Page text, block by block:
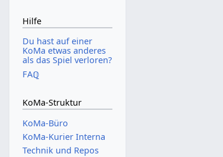
Hilfe
Du hast auf einer
KoMa etwas anderes
als das Spiel verloren?
FAℚ
KoMa-Struktur
KoMa-Büro
KoMa-Kurier Interna
Technik und Repos